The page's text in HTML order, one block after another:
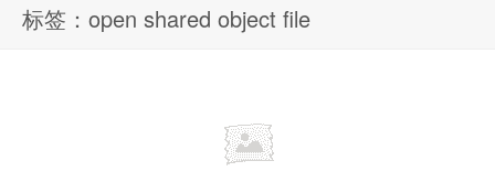
标签：open shared object file